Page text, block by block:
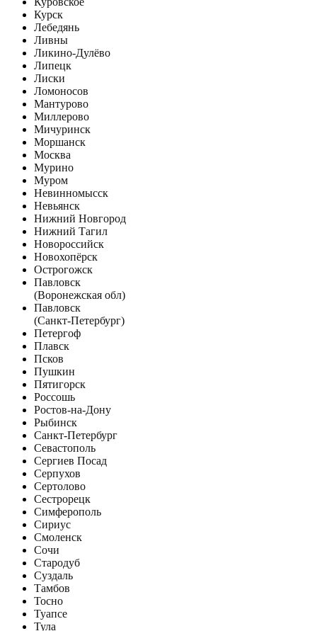
Курск
Лебедянь
Ливны
Ликино-Дулёво
Липецк
Лиски
Ломоносов
Мантурово
Миллерово
Мичуринск
Моршанск
Москва
Мурино
Муром
Невинномысск
Невьянск
Нижний Новгород
Нижний Тагил
Новороссийск
Новохопёрск
Острогожск
Павловск
(Воронежская обл)
Павловск
(Санкт-Петербург)
Петергоф
Плавск
Псков
Пушкин
Пятигорск
Россошь
Ростов-на-Дону
Рыбинск
Санкт-Петербург
Севастополь
Сергиев Посад
Серпухов
Сертолово
Сестрорецк
Симферополь
Сириус
Смоленск
Сочи
Стародуб
Суздаль
Тамбов
Тосно
Туапсе
Тула